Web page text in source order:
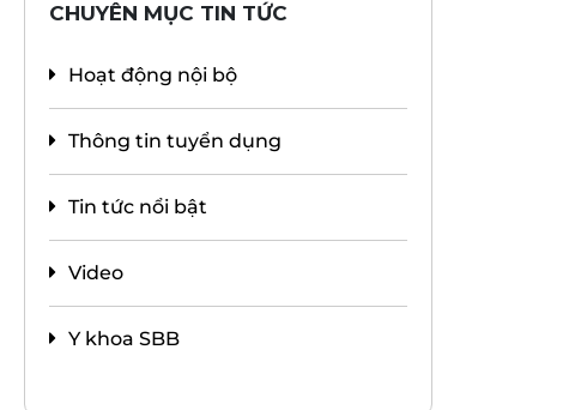
CHUYÊN MỤC TIN TỨC
Hoạt động nội bộ
Thông tin tuyển dụng
Tin tức nổi bật
Video
Y khoa SBB